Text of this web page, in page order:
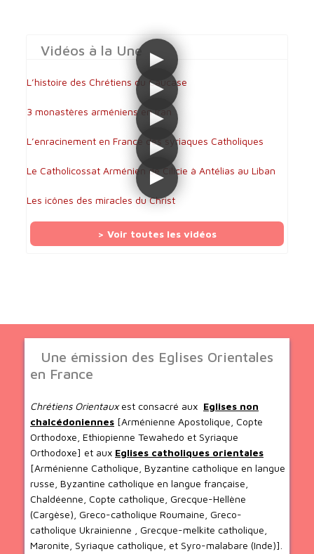
Vidéos à la Une
L’histoire des Chrétiens du Caucase
3 monastères arméniens en Iran
L’enracinement en France des syriaques Catholiques
Le Catholicossat Arménien de Cilicie à Antélias au Liban
Les icônes des miracles du Christ
> Voir toutes les vidéos
Une émission des Eglises Orientales
en France
Chrétiens Orientauxest consacré aux Eglises non
chalcédoniennes [Arménienne Apostolique, Copte
Orthodoxe, Ethiopienne Tewahedo et Syriaque
Orthodoxe] et aux Eglises catholiques orientales
[Arménienne Catholique, Byzantine catholique en langue
russe, Byzantine catholique en langue française,
Chaldéenne, Copte catholique, Grecque-Hellène
(Cargèse), Greco-catholique Roumaine, Greco-
catholique Ukrainienne , Grecque-melkite catholique,
Maronite, Syriaque catholique, et Syro-malabare (Inde)].